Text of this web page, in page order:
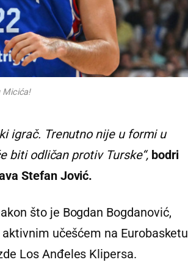
Micića!
igrač. Trenutno nije u formi u
biti odličan protiv Turske“, bodri
Stefan Jović.
što je Bogdan Bogdanović,
učešćem na Eurobasketu
Los Anđeles Klipersa.